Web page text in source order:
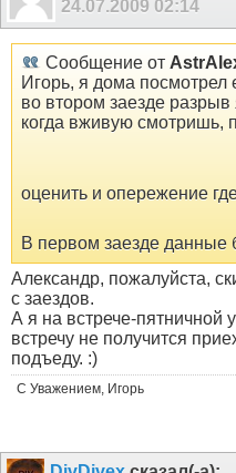
24.07.2009 02:14
Сообщение от
Игорь, я дома
во втором заезде
когда вживую смотришь,
оценить и опережение
В первом заезде
Александр, пожалуйста,
с заездов.
А я на встрече-пятничной
встречу не получится
подъеду. :)
С Уважением, Игорь